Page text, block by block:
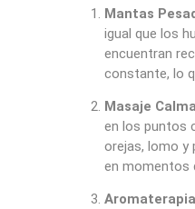
Mantas
igual que los
encuentran
constante, lo
Masaje
en los puntos
orejas, lomo y
en momentos
Aromaterapia